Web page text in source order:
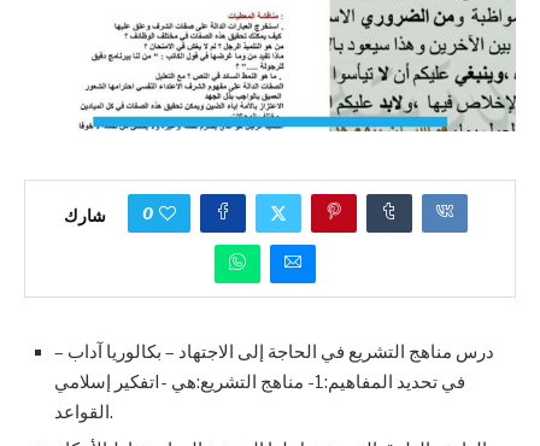
شارك 0
درس مناهج التشريع في الحاجة إلى الاجتهاد – بكالوريا آداب –
تفكير إسلاميI- في تحديد المفاهيم:1- مناهج التشريع:هي
القواعد.